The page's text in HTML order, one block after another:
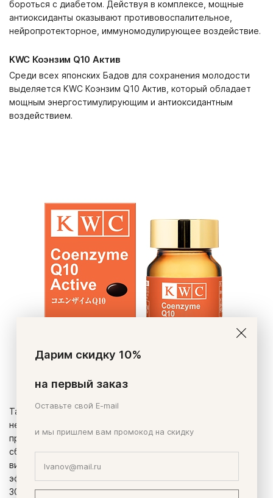
бороться с диабетом. Действуя в комплексе, мощные
антиоксиданты оказывают противовоспалительное,
нейропротекторное, иммуномодулирующее воздействие.
KWC Коэнзим Q10 Актив
Среди всех японских Бадов для сохранения молодости
выделяется KWC Коэнзим Q10 Актив, который обладает
мощным энергостимулирующим и антиоксидантным
воздействием.
Такой биологический катализатор позволяет восполнить
нехватку коэнзима и стимулирует организм к его
преобразованию. Препарат представлен
сбалансированным комплексом, включающим также
витамины С и Е, которые усиливают положительный
эффект. Прием биодобавки рекомендуется лицам старше
30 лет в связи со снижением функции образования
Дарим скидку 10%
на первый заказ
Оставьте свой E-mail
и мы пришлем вам промокод на скидку